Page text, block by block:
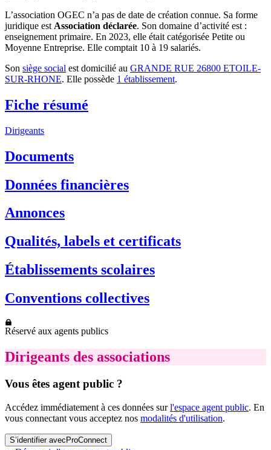
L’association OGEC n’a pas de date de création connue. Sa forme
juridique est Association déclarée. Son domaine d’activité est :
enseignement primaire. En 2023, elle était catégorisée Petite ou
Moyenne Entreprise. Elle comptait 10 à 19 salariés.
Son siège social est domicilié au GRANDE RUE 26800 ETOILE-
SUR-RHONE. Elle possède 1 établissement.
Fiche résumé
Dirigeants
Documents
Données financières
Annonces
Qualités, labels et certificats
Établissements scolaires
Conventions collectives
Réservé aux agents publics
Dirigeants des associations
Vous êtes agent public ?
Accédez immédiatement à ces données sur l'espace agent public. En
vous connectant vous acceptez nos modalités d'utilisation.
S’identifier avecProConnect